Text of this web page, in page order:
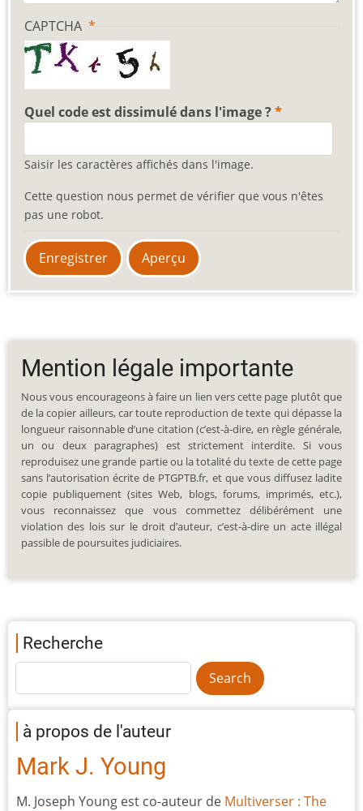
CAPTCHA
Quel code est dissimulé dans l'image ?
Saisir les caractères affichés dans l'image.
Cette question nous permet de vérifier que vous n'êtes
pas une robot.
Mention légale importante
Nous vous encourageons à faire un lien vers cette page plutôt que
de la copier ailleurs, car toute reproduction de texte qui dépasse la
longueur raisonnable d’une citation (c’est-à-dire, en règle générale,
un ou deux paragraphes) est strictement interdite. Si vous
reproduisez une grande partie ou la totalité du texte de cette page
sans l’autorisation écrite de PTGPTB.fr, et que vous diffusez ladite
copie publiquement (sites Web, blogs, forums, imprimés, etc.),
vous reconnaissez que vous commettez délibérément une
violation des lois sur le droit d’auteur, c’est-à-dire un acte illégal
passible de poursuites judiciaires.
Recherche
à propos de l'auteur
Mark J. Young
M. Joseph Young est co-auteur de Multiverser : The